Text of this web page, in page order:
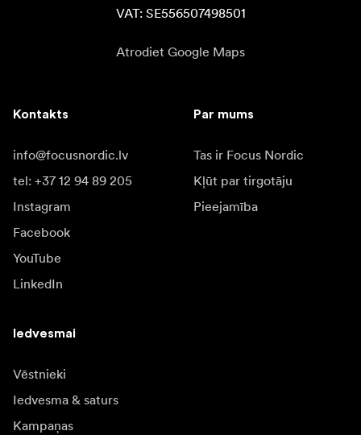
VAT: SE556507498501
Atrodiet Google Maps
Kontakts
info@focusnordic.lv
tel: +37 12 94 89 205
Instagram
Facebook
YouTube
LinkedIn
Par mums
Tas ir Focus Nordic
Kļūt par tirgotāju
Pieejamība
Iedvesmai
Vēstnieki
Iedvesma & saturs
Kampaņas